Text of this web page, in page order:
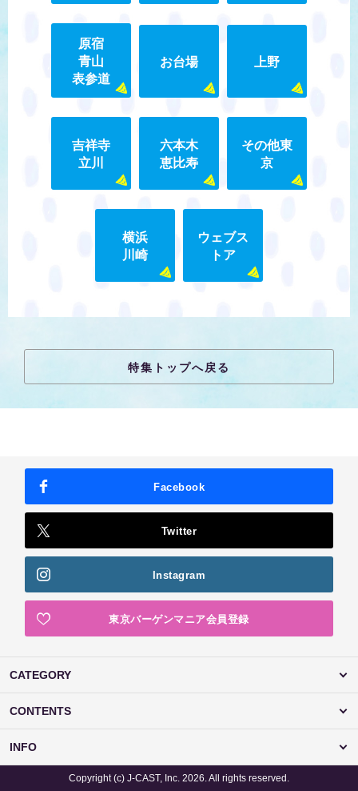
原宿
青山
表参道
お台場 上野
吉祥寺
立川
六本木
恵比寿
その他東
京
横浜
川崎
ウェブス
トア
特集トップへ戻る
Facebook
Twitter
Instagram
東京バーゲンマニア会員登録
CATEGORY
CONTENTS
INFO
Copyright (c) J-CAST, Inc. 2026. All rights reserved.